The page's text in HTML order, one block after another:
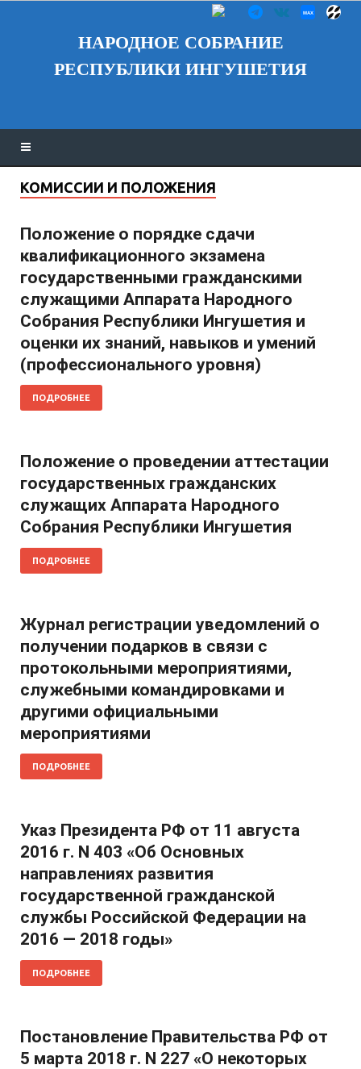
НАРОДНОЕ СОБРАНИЕ
РЕСПУБЛИКИ ИНГУШЕТИЯ
КОМИССИИ И ПОЛОЖЕНИЯ
Положение о порядке сдачи
квалификационного экзамена
государственными гражданскими
служащими Аппарата Народного
Собрания Республики Ингушетия и
оценки их знаний, навыков и умений
(профессионального уровня)
ПОДРОБНЕЕ
Положение о проведении аттестации
государственных гражданских
служащих Аппарата Народного
Собрания Республики Ингушетия
ПОДРОБНЕЕ
Журнал регистрации уведомлений о
получении подарков в связи с
протокольными мероприятиями,
служебными командировками и
другими официальными
мероприятиями
ПОДРОБНЕЕ
Указ Президента РФ от 11 августа
2016 г. N 403 «Об Основных
направлениях развития
государственной гражданской
службы Российской Федерации на
2016 — 2018 годы»
ПОДРОБНЕЕ
Постановление Правительства РФ от
5 марта 2018 г. N 227 «О некоторых